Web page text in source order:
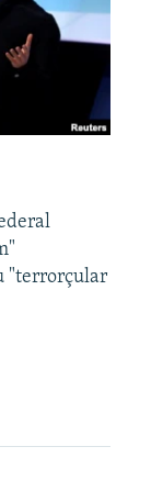
"terrorçular